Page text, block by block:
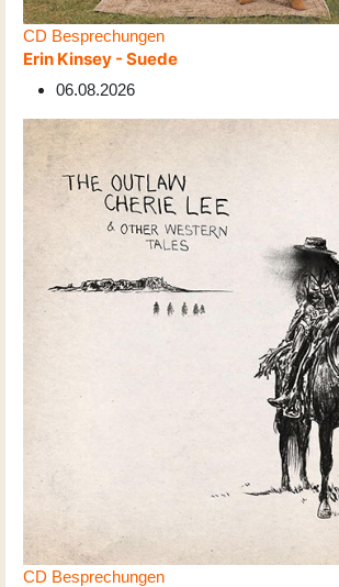
CD Besprechungen
Erin Kinsey - Suede
06.08.2026
CD Besprechungen